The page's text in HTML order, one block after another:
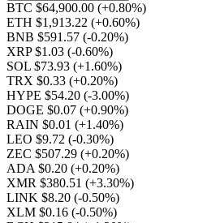
BTC $64,900.00 (+0.80%)
ETH $1,913.22 (+0.60%)
BNB $591.57 (-0.20%)
XRP $1.03 (-0.60%)
SOL $73.93 (+1.60%)
TRX $0.33 (+0.20%)
HYPE $54.20 (-3.00%)
DOGE $0.07 (+0.90%)
RAIN $0.01 (+1.40%)
LEO $9.72 (-0.30%)
ZEC $507.29 (+0.20%)
ADA $0.20 (+0.20%)
XMR $380.51 (+3.30%)
LINK $8.20 (-0.50%)
XLM $0.16 (-0.50%)